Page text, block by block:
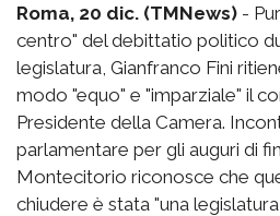
Roma, 20 dic. (TMNews) -
centro" del debittatio politico
legislatura, Gianfranco Fini
modo "equo" e "imparziale" il
Presidente della Camera.
parlamentare per gli auguri di
Montecitorio riconosce che
chiudere è stata "una